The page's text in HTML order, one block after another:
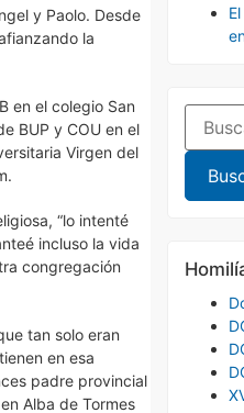
y Paolo. Desde
la
en el colegio San
BUP y COU en el
Virgen del
“lo intenté
incluso la vida
congregación
tan solo eran
en esa
padre provincial
Alba de Tormes